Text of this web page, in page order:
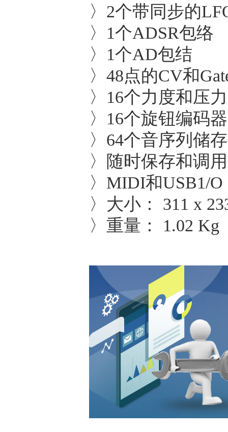
〉2个带同步的
〉1个ADSR包络
〉1个AD包结
〉48点的CV和
〉16个力度和压
〉16个旋钮编码器
〉64个音序列储
〉随时保存和调
〉MIDI和USB1/O
〉大小： 311 x
〉重量： 1.02 Kg